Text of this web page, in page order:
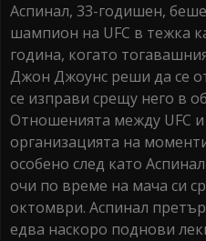
Аспинал, 33-годишен,
шампион на UFC в тежка
година, когато
Джон Джоунс реши да се
се изправи срещу него в
Отношенията между UFC
организацията на
особено след като
очи по време на мача си
октомври. Аспинал
едва наскоро поднови